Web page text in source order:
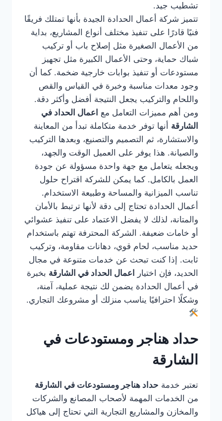
تشطيب جيد.
تتميز شركة أعمال الحدادة الجيدة بأنها تمتلك فريقًا
فنيًا قادرًا على تنفيذ مختلف أنواع المشاريع، بداية
من الأعمال الصغيرة مثل إصلاح باب أو تركيب
شباك حماية، وحتى الأعمال الكبيرة مثل تجهيز
مستودعات أو تنفيذ بوابات خارجية ضخمة. كما أن
وجود معدات مناسبة وخبرة في القياس والقص
واللحام والتركيب يجعل النتيجة أفضل وأكثر دقة.
ومن أهم مميزات التعامل مع اعمال الحداد في
الشارقة أنها توفر خدمة متكاملة تبدأ من المعاينة
والاستشارة، ثم التصميم والتصنيع، وبعدها التركيب
والصيانة. هذا يوفر على العميل الوقت والجهد،
ويجعله يتعامل مع جهة واحدة مسؤولة عن جودة
العمل بالكامل. كما يمكن للشركة اقتراح حلول
تناسب الميزانية والمساحة وطبيعة الاستخدام.
أعمال الحدادة تحتاج إلى دقة لأنها ترتبط بالأمان
والمتانة، لذلك لا يفضل الاعتماد على تنفيذ عشوائي
أو خامات ضعيفة. الشركة المحترفة تهتم باستخدام
حديد مناسب، لحام قوي، دهانات مقاومة، وتركيب
ثابت. إذا كنت تبحث عن خدمات متنوعة في مجال
الحديد، فإن اختيار
اعمال الحداد في الشارقة بخبرة
في أعمال الحدادة يضمن لك نتيجة عملية، آمنة،
وشكلًا احترافيًا يناسب منزلك أو مشروعك التجاري.
حداد هناجر ومستودعات في
الشارقة
تعتبر خدمة حداد هناجر ومستودعات في الشارقة
من الخدمات المهمة لأصحاب المصانع والشركات
والمخازن والمشاريع التجارية التي تحتاج إلى هياكل